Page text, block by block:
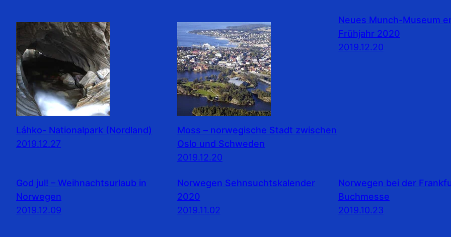
Láhko- Nationalpark (Nordland)
2019.12.27
Moss – norwegische Stadt zwischen
Oslo und Schweden
2019.12.20
Neues Munch-Museum
Frühjahr 2020
2019.12.20
God jul! – Weihnachtsurlaub in
Norwegen
2019.12.09
Norwegen Sehnsuchtskalender
2020
2019.11.02
Norwegen bei der
Buchmesse
2019.10.23